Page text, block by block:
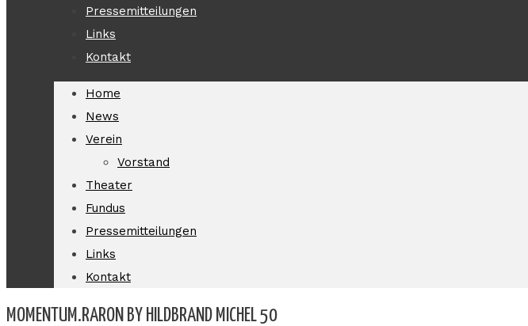
Pressemitteilungen
Links
Kontakt
Home
News
Verein
Vorstand
Theater
Fundus
Pressemitteilungen
Links
Kontakt
MOMENTUM.RARON BY HILDBRAND MICHEL 50